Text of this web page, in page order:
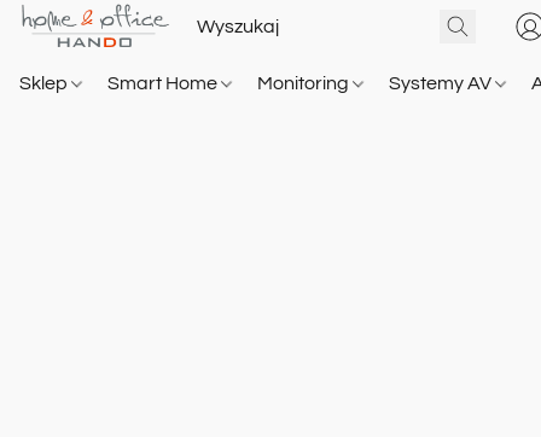
Sklep Smart Home Monitoring Systemy AV